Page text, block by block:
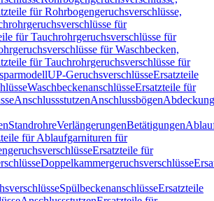
für Rohrbogengeruchsverschlüsse,
für
für Tauchrohrgeruchsverschlüsse für
für Waschbecken,
für Tauchrohrgeruchsverschlüsse für
UP-GeruchsverschlüsseErsatzteile
WaschbeckenanschlüsseErsatzteile für
AnschlussstutzenAnschlussbögen
StandrohreVerlängerungenBetätigungen
für Ablaufgarnituren für
Ersatzteile für
Doppelkammergeruchsverschlüsse
SpülbeckenanschlüsseErsatzteile